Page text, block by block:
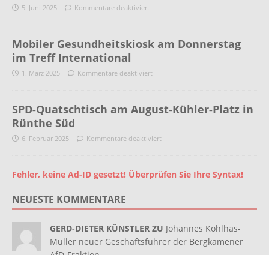
5. Juni 2025 Kommentare deaktiviert
Mobiler Gesundheitskiosk am Donnerstag
im Treff International
1. März 2025 Kommentare deaktiviert
SPD-Quatschtisch am August-Kühler-Platz in
Rünthe Süd
6. Februar 2025 Kommentare deaktiviert
Fehler, keine Ad-ID gesetzt! Überprüfen Sie Ihre Syntax!
NEUESTE KOMMENTARE
GERD-DIETER KÜNSTLER ZU Johannes Kohlhas-
Müller neuer Geschäftsführer der Bergkamener